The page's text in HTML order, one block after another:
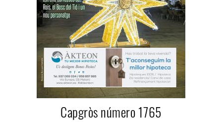
Capgròs número 1765